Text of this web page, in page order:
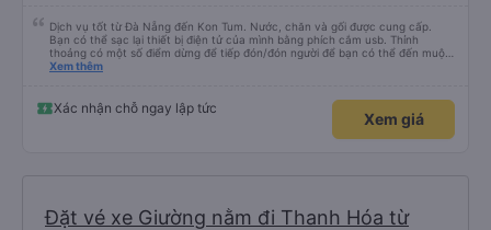
Dịch vụ tốt từ Đà Nẵng đến Kon Tum. Nước, chăn và gối được cung cấp.
Bạn có thể sạc lại thiết bị điện tử của mình bằng phích cắm usb. Thỉnh
thoảng có một số điểm dừng để tiếp đón/đón người để bạn có thể đến muộn
hơn một chút so với mô tả. (Lưu ý: chúng tôi hiểu và nói được một chút
Xem thêm
Xác nhận chỗ ngay lập tức
Xem giá
Đặt vé xe Giường nằm đi Thanh Hóa từ